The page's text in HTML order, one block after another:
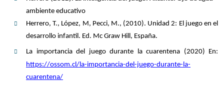
ambiente educativo
Herrero, T., López, M, Pecci, M., (2010). Unidad 2: El juego en el
desarrollo infantil. Ed. Mc Graw Hill, España.
La importancia del juego durante la cuarentena (2020) En:
https://ossom.cl/la-importancia-del-juego-durante-la-
cuarentena/